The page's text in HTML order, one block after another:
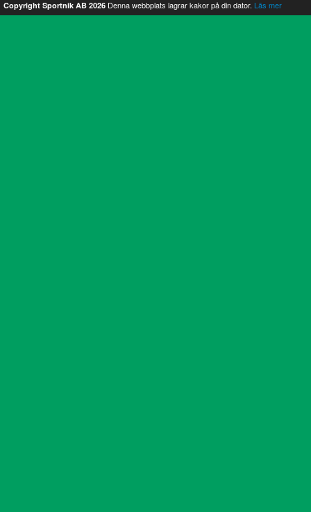
Copyright Sportnik AB 2026 Denna webbplats lagrar kakor på din dator. Läs mer